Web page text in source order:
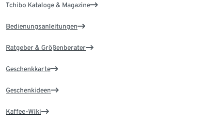
Tchibo Kataloge & Magazine
Bedienungsanleitungen
Ratgeber & Größenberater
Geschenkkarte
Geschenkideen
Kaffee-Wiki